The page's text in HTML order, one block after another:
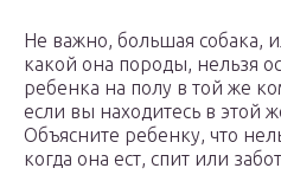
Не важно, большая собака,
какой она породы, нельзя
ребенка на полу в той же
если вы находитесь в этой
Объясните ребенку, что
когда она ест, спит или